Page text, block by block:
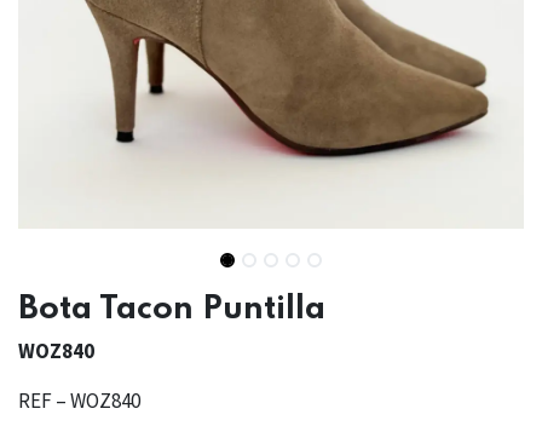
Bota Tacon Puntilla
WOZ840
REF – WOZ840